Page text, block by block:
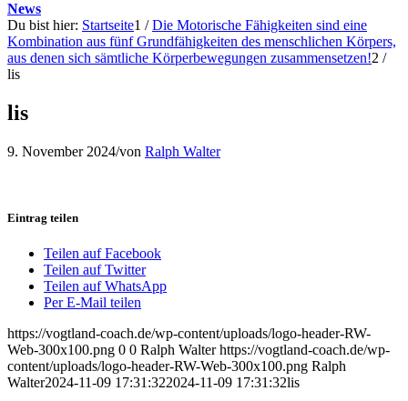
News
Du bist hier: Startseite1 / Die Motorische Fähigkeiten sind eine
Kombination aus fünf Grundfähigkeiten des menschlichen Körpers,
aus denen sich sämtliche Körperbewegungen zusammensetzen!2 /
lis
lis
9. November 2024/von Ralph Walter
Eintrag teilen
Teilen auf Facebook
Teilen auf Twitter
Teilen auf WhatsApp
Per E-Mail teilen
https://vogtland-coach.de/wp-content/uploads/logo-header-RW-
Web-300x100.png 0 0 Ralph Walter https://vogtland-coach.de/wp-
content/uploads/logo-header-RW-Web-300x100.png Ralph
Walter2024-11-09 17:31:322024-11-09 17:31:32lis